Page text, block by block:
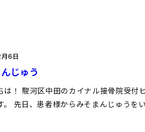
6日
じゅう
は！ 駿河区中田のカイナル接骨院受付
。 先日、患者様からみそまんじゅう